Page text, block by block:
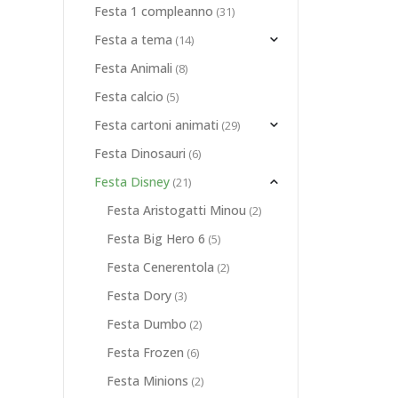
,FESTA PEPPA PIG, FESTA PRINCIPESSE DISNEY
FESTA BARBAPAPÀ,FESTA CENERENTOLA
Festa 1 compleanno (31)
Festa a tema (14)
Festa Animali (8)
Festa calcio (5)
Festa cartoni animati (29)
Festa Dinosauri (6)
Festa Disney (21)
Festa Aristogatti Minou (2)
Festa Big Hero 6 (5)
Festa Cenerentola (2)
Festa Dory (3)
Festa Dumbo (2)
Festa Frozen (6)
Festa Minions (2)